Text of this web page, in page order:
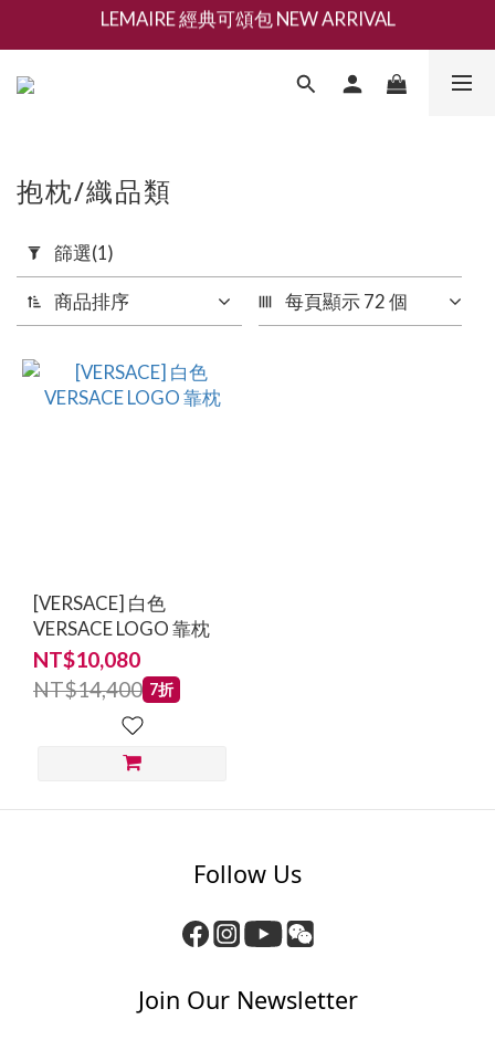
新會員募集現領抵用千元購物金
LEMAIRE 經典可頌包 NEW ARRIVAL
用
篩
選
(1/20)
品
(25)
PIP
Studio
(4)
VERSACE
抱枕/織品類
篩選(1)
商品排序 每頁顯示 72 個
[VERSACE] 白色
VERSACE LOGO 靠枕
NT$10,080
NT$14,400 7折
Follow Us
Join Our Newsletter